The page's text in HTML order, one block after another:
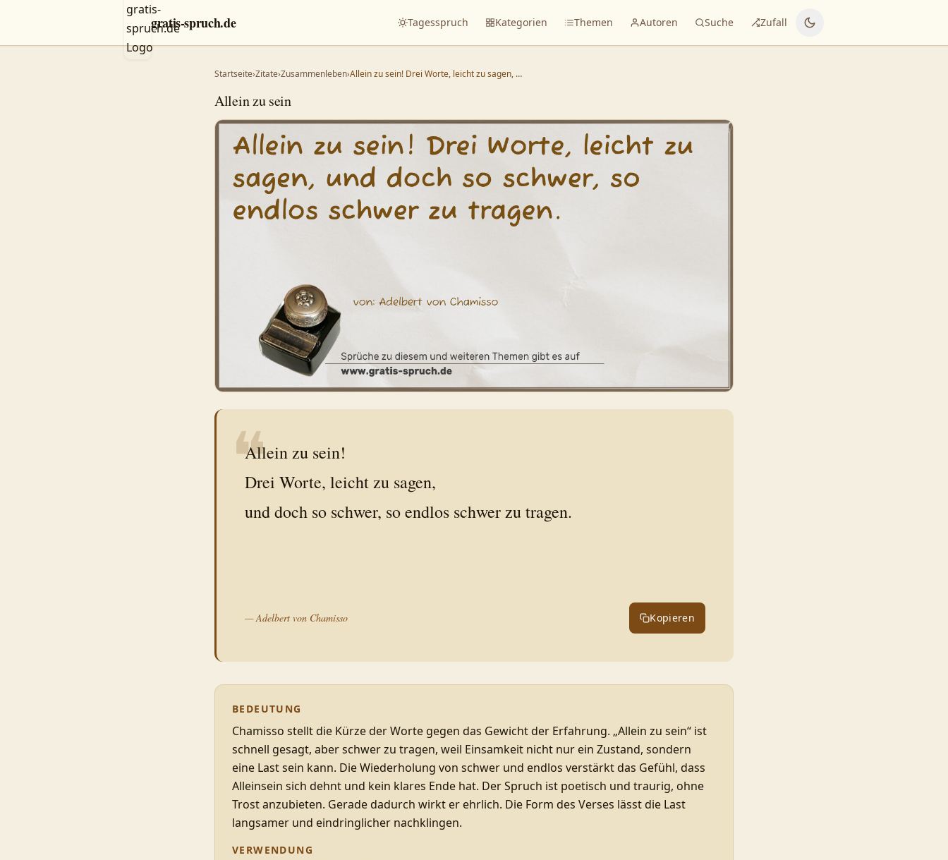
gratis-spruch.de Tagesspruch Kategorien Themen Autoren Suche Zufall
Startseite›Zitate›Zusammenleben›Allein zu sein! Drei Worte, leicht zu sagen, …
Allein zu sein
❝
Allein zu sein!
Drei Worte, leicht zu sagen,
und doch so schwer, so endlos schwer zu tragen.
—Adelbert von Chamisso Kopieren
BEDEUTUNG
Chamisso stellt die Kürze der Worte gegen das Gewicht der Erfahrung. „Allein zu sein“ ist
schnell gesagt, aber schwer zu tragen, weil Einsamkeit nicht nur ein Zustand, sondern
eine Last sein kann. Die Wiederholung von schwer und endlos verstärkt das Gefühl, dass
Alleinsein sich dehnt und kein klares Ende hat. Der Spruch ist poetisch und traurig, ohne
Trost anzubieten. Gerade dadurch wirkt er ehrlich. Die Form des Verses lässt die Last
langsamer und eindringlicher nachklingen.
VERWENDUNG